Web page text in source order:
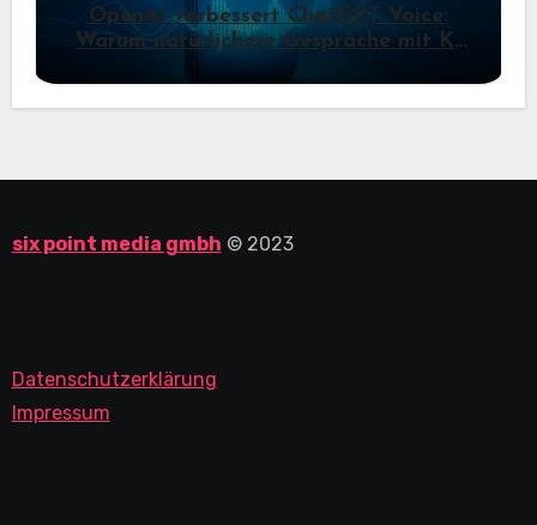
OpenAI verbessert ChatGPT Voice:
Warum natürlichere Gespräche mit KI
jetzt wichtiger werden
six point media gmbh © 2023
Datenschutzerklärung
Impressum